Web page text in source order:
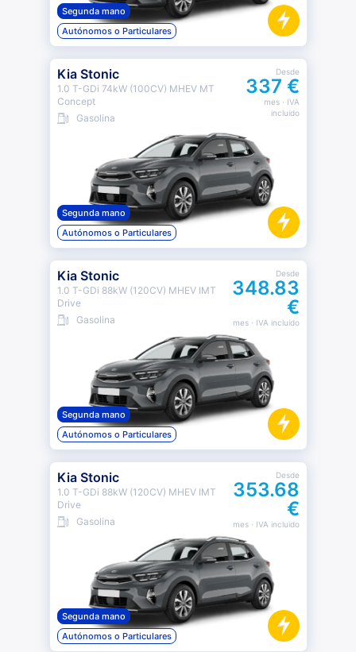
Segunda mano
Autónomos o Particulares
Kia Stonic
1.0 T-GDi 74kW (100CV) MHEV MT
Concept
Gasolina
Desde
337 €
mes· IVA
incluido
Segunda mano
Autónomos o Particulares
Kia Stonic
1.0 T-GDi 88kW (120CV) MHEV IMT
Drive
Gasolina
Desde
348.83
€
mes· IVA incluido
Segunda mano
Autónomos o Particulares
Kia Stonic
1.0 T-GDi 88kW (120CV) MHEV IMT
Drive
Gasolina
Desde
353.68
€
mes· IVA incluido
Segunda mano
Autónomos o Particulares